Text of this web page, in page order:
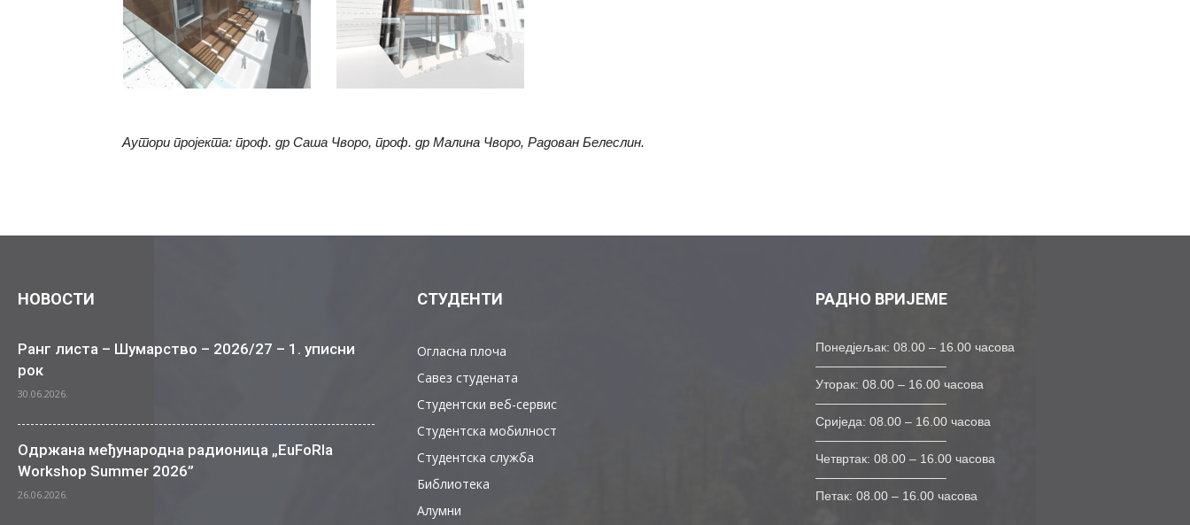
Aутори пројекта: проф. др Саша Чворо, проф. др Малина Чворо, Радован Белеслин.
НОВОСТИ
Ранг листа – Шумарство – 2026/27 – 1. уписни
рок
30.06.2026.
Одржана међународна радионица „EuFoRIa
Workshop Summer 2026”
26.06.2026.
СТУДЕНТИ
Огласна плоча
Савез студената
Студентски веб-сервис
Студентска мобилност
Студентска служба
Библиотека
Алумни
РАДНО ВРИЈЕМЕ
Понедјељак: 08.00 – 16.00 часова
——————————–
Уторак: 08.00 – 16.00 часова
——————————–
Сриједа: 08.00 – 16.00 часова
——————————–
Четвртак: 08.00 – 16.00 часова
——————————–
Петак: 08.00 – 16.00 часова